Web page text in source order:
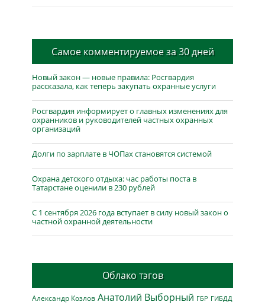
Самое комментируемое за 30 дней
Новый закон — новые правила: Росгвардия
рассказала, как теперь закупать охранные услуги
Росгвардия информирует о главных изменениях для
охранников и руководителей частных охранных
организаций
Долги по зарплате в ЧОПах становятся системой
Охрана детского отдыха: час работы поста в
Татарстане оценили в 230 рублей
С 1 сентября 2026 года вступает в силу новый закон о
частной охранной деятельности
Облако тэгов
Александр Козлов Анатолий Выборный ГБР ГИБДД